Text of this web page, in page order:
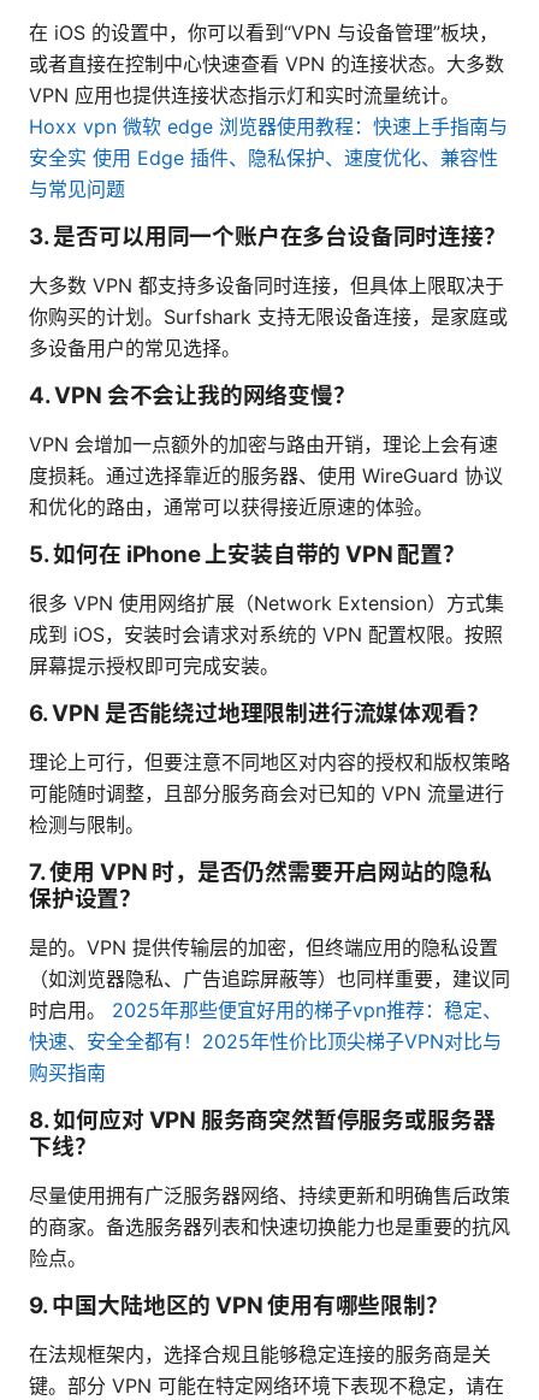
在 iOS 的设置中，你可以看到“VPN 与设备管理”板块，
或者直接在控制中心快速查看 VPN 的连接状态。大多数
VPN 应用也提供连接状态指示灯和实时流量统计。
Hoxx vpn 微软 edge 浏览器使用教程：快速上手指南与
安全实 使用 Edge 插件、隐私保护、速度优化、兼容性
与常见问题
3. 是否可以用同一个账户在多台设备同时连接？
大多数 VPN 都支持多设备同时连接，但具体上限取决于
你购买的计划。Surfshark 支持无限设备连接，是家庭或
多设备用户的常见选择。
4. VPN 会不会让我的网络变慢？
VPN 会增加一点额外的加密与路由开销，理论上会有速
度损耗。通过选择靠近的服务器、使用 WireGuard 协议
和优化的路由，通常可以获得接近原速的体验。
5. 如何在 iPhone 上安装自带的 VPN 配置？
很多 VPN 使用网络扩展（Network Extension）方式集
成到 iOS，安装时会请求对系统的 VPN 配置权限。按照
屏幕提示授权即可完成安装。
6. VPN 是否能绕过地理限制进行流媒体观看？
理论上可行，但要注意不同地区对内容的授权和版权策略
可能随时调整，且部分服务商会对已知的 VPN 流量进行
检测与限制。
7. 使用 VPN 时，是否仍然需要开启网站的隐私
保护设置？
是的。VPN 提供传输层的加密，但终端应用的隐私设置
（如浏览器隐私、广告追踪屏蔽等）也同样重要，建议同
时启用。 2025年那些便宜好用的梯子vpn推荐：稳定、
快速、安全全都有！2025年性价比顶尖梯子VPN对比与
购买指南
8. 如何应对 VPN 服务商突然暂停服务或服务器
下线？
尽量使用拥有广泛服务器网络、持续更新和明确售后政策
的商家。备选服务器列表和快速切换能力也是重要的抗风
险点。
9. 中国大陆地区的 VPN 使用有哪些限制？
在法规框架内，选择合规且能够稳定连接的服务商是关
键。部分 VPN 可能在特定网络环境下表现不稳定，请在